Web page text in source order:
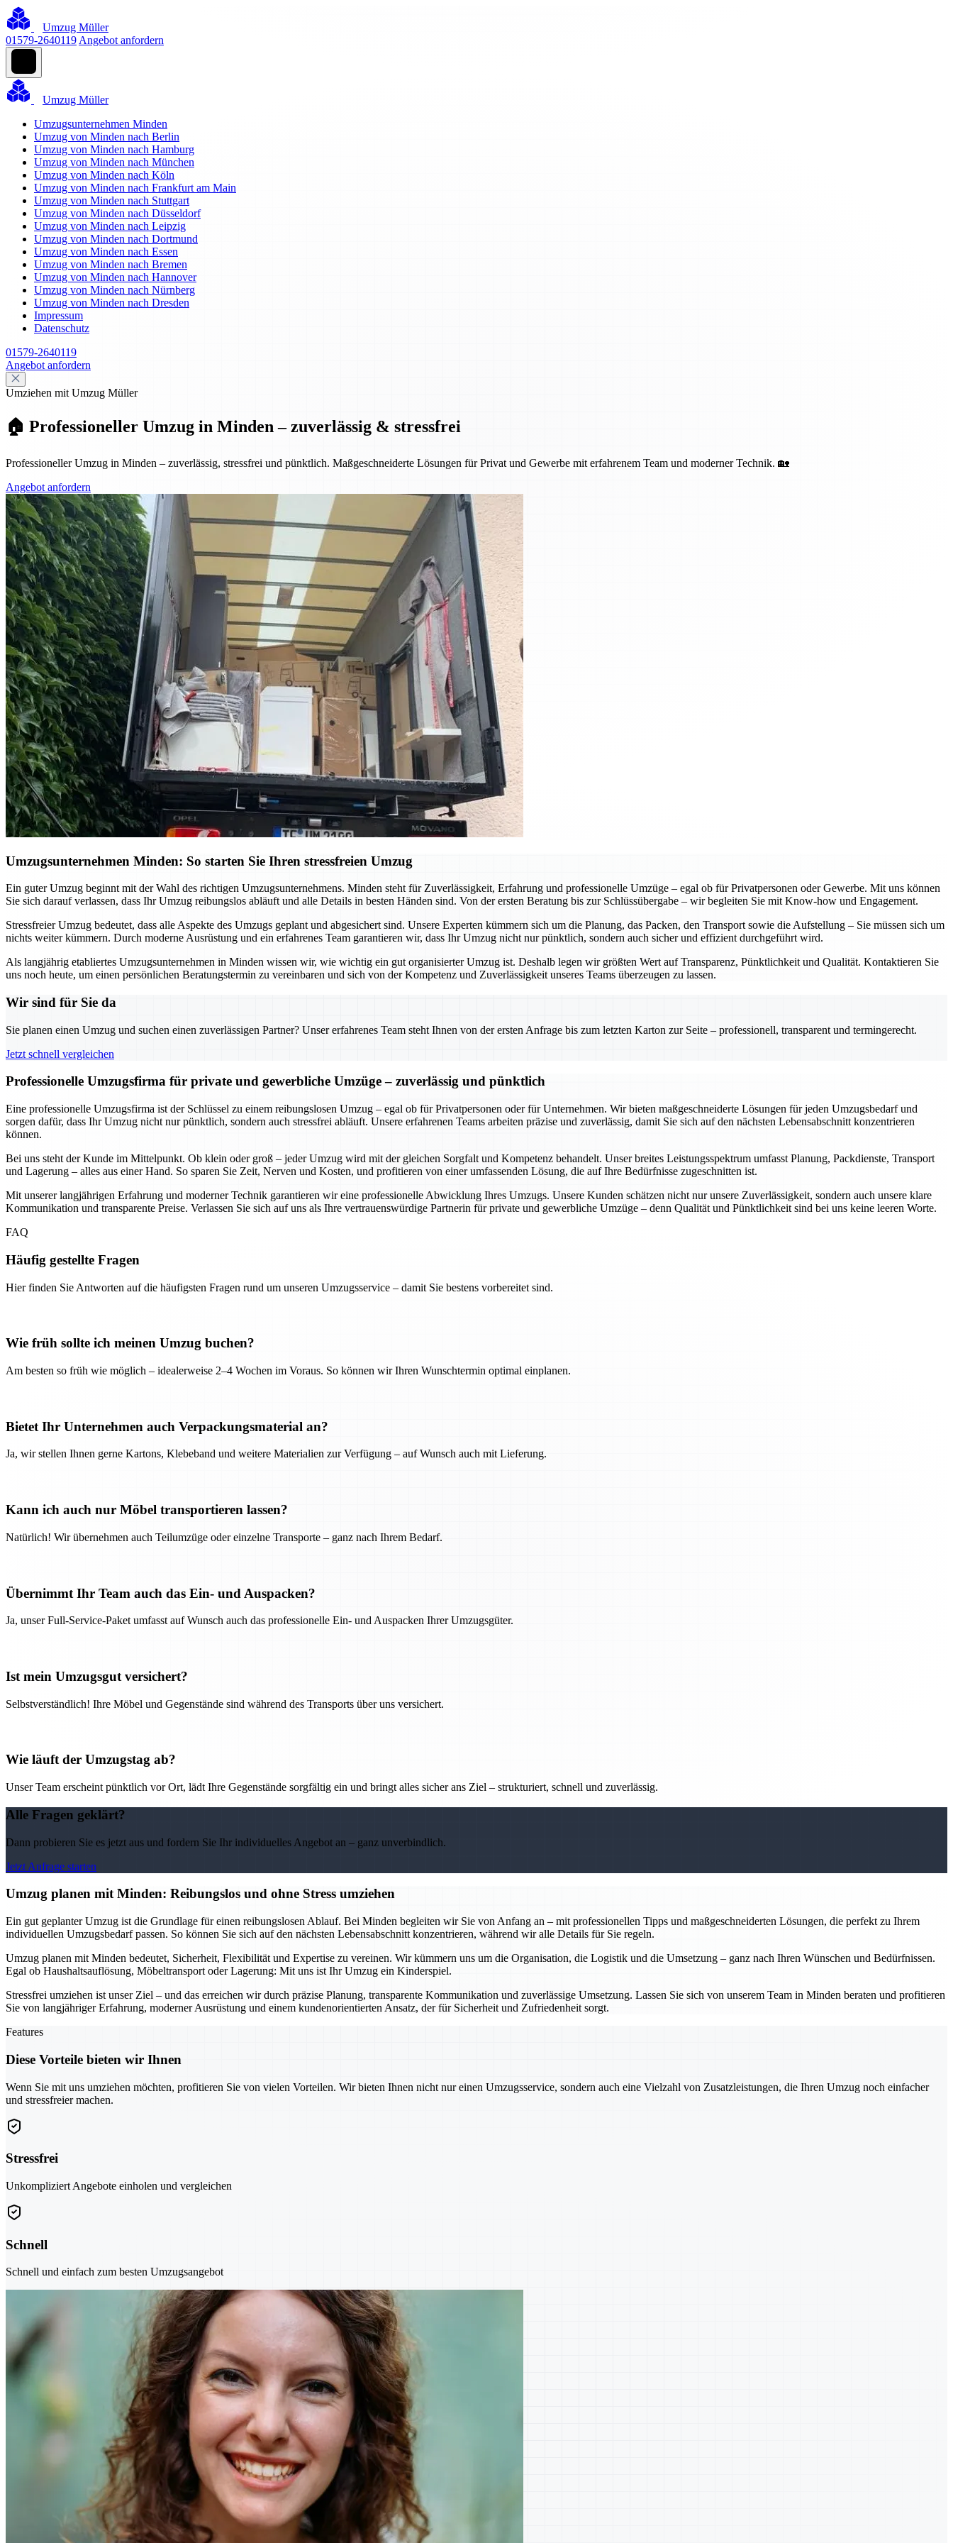
Umzug Müller
01579-2640119 Angebot anfordern
Umzug Müller
Umzugsunternehmen Minden
Umzug von Minden nach Berlin
Umzug von Minden nach Hamburg
Umzug von Minden nach München
Umzug von Minden nach Köln
Umzug von Minden nach Frankfurt am Main
Umzug von Minden nach Stuttgart
Umzug von Minden nach Düsseldorf
Umzug von Minden nach Leipzig
Umzug von Minden nach Dortmund
Umzug von Minden nach Essen
Umzug von Minden nach Bremen
Umzug von Minden nach Hannover
Umzug von Minden nach Nürnberg
Umzug von Minden nach Dresden
Impressum
Datenschutz
01579-2640119
Angebot anfordern
Umziehen mit Umzug Müller
🏠 Professioneller Umzug in Minden – zuverlässig & stressfrei
Professioneller Umzug in Minden – zuverlässig, stressfrei und pünktlich. Maßgeschneiderte Lösungen für Privat und Gewerbe mit erfahrenem Team und moderner Technik. 🏡
Angebot anfordern
Umzugsunternehmen Minden: So starten Sie Ihren stressfreien Umzug
Ein guter Umzug beginnt mit der Wahl des richtigen Umzugsunternehmens. Minden steht für Zuverlässigkeit, Erfahrung und professionelle Umzüge – egal ob für Privatpersonen oder Gewerbe. Mit uns können
Sie sich darauf verlassen, dass Ihr Umzug reibungslos abläuft und alle Details in besten Händen sind. Von der ersten Beratung bis zur Schlüssübergabe – wir begleiten Sie mit Know-how und Engagement.
Stressfreier Umzug bedeutet, dass alle Aspekte des Umzugs geplant und abgesichert sind. Unsere Experten kümmern sich um die Planung, das Packen, den Transport sowie die Aufstellung – Sie müssen sich um
nichts weiter kümmern. Durch moderne Ausrüstung und ein erfahrenes Team garantieren wir, dass Ihr Umzug nicht nur pünktlich, sondern auch sicher und effizient durchgeführt wird.
Als langjährig etabliertes Umzugsunternehmen in Minden wissen wir, wie wichtig ein gut organisierter Umzug ist. Deshalb legen wir größten Wert auf Transparenz, Pünktlichkeit und Qualität. Kontaktieren Sie
uns noch heute, um einen persönlichen Beratungstermin zu vereinbaren und sich von der Kompetenz und Zuverlässigkeit unseres Teams überzeugen zu lassen.
Wir sind für Sie da
Sie planen einen Umzug und suchen einen zuverlässigen Partner? Unser erfahrenes Team steht Ihnen von der ersten Anfrage bis zum letzten Karton zur Seite – professionell, transparent und termingerecht.
Jetzt schnell vergleichen
Professionelle Umzugsfirma für private und gewerbliche Umzüge – zuverlässig und pünktlich
Eine professionelle Umzugsfirma ist der Schlüssel zu einem reibungslosen Umzug – egal ob für Privatpersonen oder für Unternehmen. Wir bieten maßgeschneiderte Lösungen für jeden Umzugsbedarf und
sorgen dafür, dass Ihr Umzug nicht nur pünktlich, sondern auch stressfrei abläuft. Unsere erfahrenen Teams arbeiten präzise und zuverlässig, damit Sie sich auf den nächsten Lebensabschnitt konzentrieren
können.
Bei uns steht der Kunde im Mittelpunkt. Ob klein oder groß – jeder Umzug wird mit der gleichen Sorgfalt und Kompetenz behandelt. Unser breites Leistungsspektrum umfasst Planung, Packdienste, Transport
und Lagerung – alles aus einer Hand. So sparen Sie Zeit, Nerven und Kosten, und profitieren von einer umfassenden Lösung, die auf Ihre Bedürfnisse zugeschnitten ist.
Mit unserer langjährigen Erfahrung und moderner Technik garantieren wir eine professionelle Abwicklung Ihres Umzugs. Unsere Kunden schätzen nicht nur unsere Zuverlässigkeit, sondern auch unsere klare
Kommunikation und transparente Preise. Verlassen Sie sich auf uns als Ihre vertrauenswürdige Partnerin für private und gewerbliche Umzüge – denn Qualität und Pünktlichkeit sind bei uns keine leeren Worte.
FAQ
Häufig gestellte Fragen
Hier finden Sie Antworten auf die häufigsten Fragen rund um unseren Umzugsservice – damit Sie bestens vorbereitet sind.
Wie früh sollte ich meinen Umzug buchen?
Am besten so früh wie möglich – idealerweise 2–4 Wochen im Voraus. So können wir Ihren Wunschtermin optimal einplanen.
Bietet Ihr Unternehmen auch Verpackungsmaterial an?
Ja, wir stellen Ihnen gerne Kartons, Klebeband und weitere Materialien zur Verfügung – auf Wunsch auch mit Lieferung.
Kann ich auch nur Möbel transportieren lassen?
Natürlich! Wir übernehmen auch Teilumzüge oder einzelne Transporte – ganz nach Ihrem Bedarf.
Übernimmt Ihr Team auch das Ein- und Auspacken?
Ja, unser Full-Service-Paket umfasst auf Wunsch auch das professionelle Ein- und Auspacken Ihrer Umzugsgüter.
Ist mein Umzugsgut versichert?
Selbstverständlich! Ihre Möbel und Gegenstände sind während des Transports über uns versichert.
Wie läuft der Umzugstag ab?
Unser Team erscheint pünktlich vor Ort, lädt Ihre Gegenstände sorgfältig ein und bringt alles sicher ans Ziel – strukturiert, schnell und zuverlässig.
Alle Fragen geklärt?
Dann probieren Sie es jetzt aus und fordern Sie Ihr individuelles Angebot an – ganz unverbindlich.
Jetzt Anfrage starten
Umzug planen mit Minden: Reibungslos und ohne Stress umziehen
Ein gut geplanter Umzug ist die Grundlage für einen reibungslosen Ablauf. Bei Minden begleiten wir Sie von Anfang an – mit professionellen Tipps und maßgeschneiderten Lösungen, die perfekt zu Ihrem
individuellen Umzugsbedarf passen. So können Sie sich auf den nächsten Lebensabschnitt konzentrieren, während wir alle Details für Sie regeln.
Umzug planen mit Minden bedeutet, Sicherheit, Flexibilität und Expertise zu vereinen. Wir kümmern uns um die Organisation, die Logistik und die Umsetzung – ganz nach Ihren Wünschen und Bedürfnissen.
Egal ob Haushaltsauflösung, Möbeltransport oder Lagerung: Mit uns ist Ihr Umzug ein Kinderspiel.
Stressfrei umziehen ist unser Ziel – und das erreichen wir durch präzise Planung, transparente Kommunikation und zuverlässige Umsetzung. Lassen Sie sich von unserem Team in Minden beraten und profitieren
Sie von langjähriger Erfahrung, moderner Ausrüstung und einem kundenorientierten Ansatz, der für Sicherheit und Zufriedenheit sorgt.
Features
Diese Vorteile bieten wir Ihnen
Wenn Sie mit uns umziehen möchten, profitieren Sie von vielen Vorteilen. Wir bieten Ihnen nicht nur einen Umzugsservice, sondern auch eine Vielzahl von Zusatzleistungen, die Ihren Umzug noch einfacher
und stressfreier machen.
Stressfrei
Unkompliziert Angebote einholen und vergleichen
Schnell
Schnell und einfach zum besten Umzugsangebot